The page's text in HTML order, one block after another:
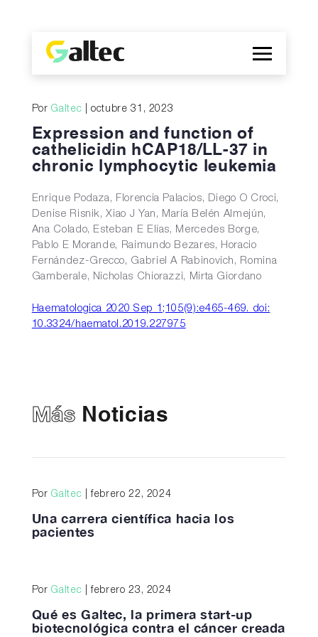
Empresa
Descubrimientos
Programas
Publicaciones
PorGaltec | octubre 31, 2023
Expression and function of
cathelicidin hCAP18/LL-37 in
chronic lymphocytic leukemia
Enrique Podaza, Florencia Palacios, Diego O Croci,
Denise Risnik, Xiao J Yan, María Belén Almejún,
Ana Colado, Esteban E Elías, Mercedes Borge,
Pablo E Morande, Raimundo Bezares, Horacio
Fernández-Grecco, Gabriel A Rabinovich, Romina
Gamberale, Nicholas Chiorazzi, Mirta Giordano
Haematologica 2020 Sep 1;105(9):e465-469. doi:
10.3324/haematol.2019.227975
Más Noticias
PorGaltec | febrero 22, 2024
Una carrera científica hacia los
pacientes
PorGaltec | febrero 23, 2024
Qué es Galtec, la primera start-up
biotecnológica contra el cáncer creada